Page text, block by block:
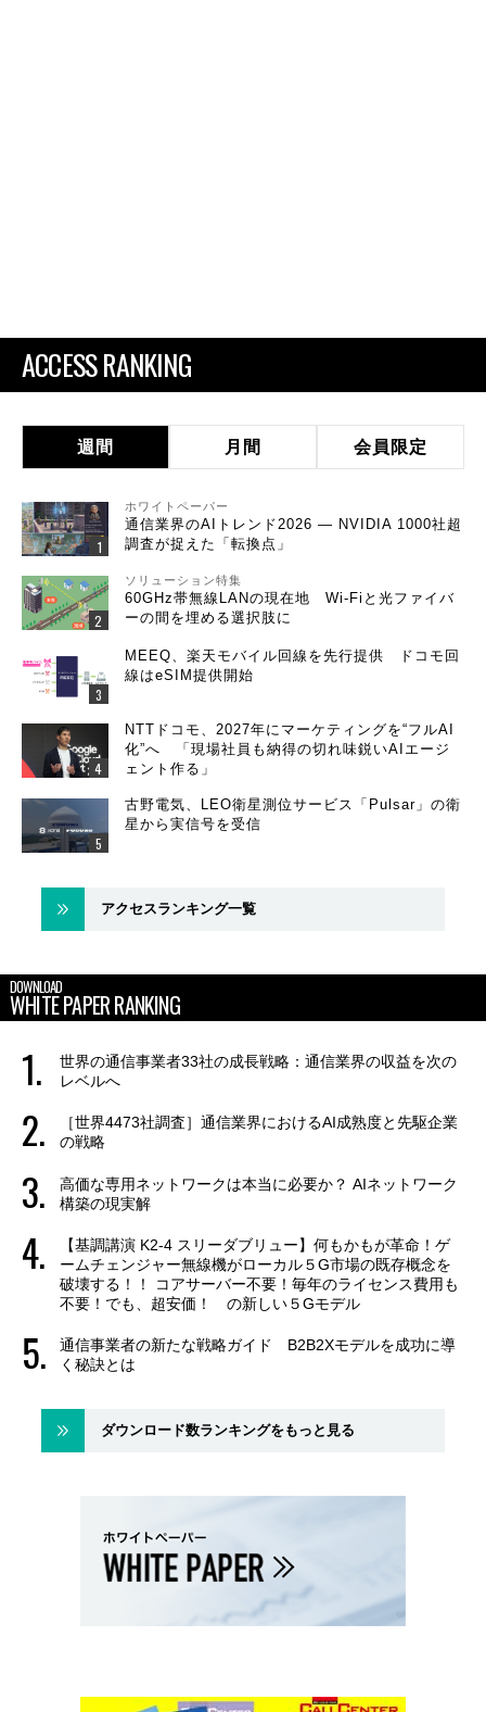
ACCESS RANKING
週間 月間 会員限定
ホワイトペーパー
通信業界のAIトレンド2026 ― NVIDIA 1000社超
調査が捉えた「転換点」
ソリューション特集
60GHz帯無線LANの現在地 Wi-Fiと光ファイバ
ーの間を埋める選択肢に
MEEQ、楽天モバイル回線を先行提供 ドコモ回
線はeSIM提供開始
NTTドコモ、2027年にマーケティングを“フルAI
化”へ 「現場社員も納得の切れ味鋭いAIエージ
ェント作る」
古野電気、LEO衛星測位サービス「Pulsar」の衛
星から実信号を受信
アクセスランキング一覧
DOWNLOAD
WHITE PAPER RANKING
世界の通信事業者33社の成長戦略：通信業界の収益を次の
レベルへ
［世界4473社調査］通信業界におけるAI成熟度と先駆企業
の戦略
高価な専用ネットワークは本当に必要か？ AIネットワーク
構築の現実解
【基調講演 K2-4 スリーダブリュー】何もかもが革命！ゲ
ームチェンジャー無線機がローカル５G市場の既存概念を
破壊する！！ コアサーバー不要！毎年のライセンス費用も
不要！でも、超安価！ の新しい５Gモデル
通信事業者の新たな戦略ガイド B2B2Xモデルを成功に導
く秘訣とは
ダウンロード数ランキングをもっと見る